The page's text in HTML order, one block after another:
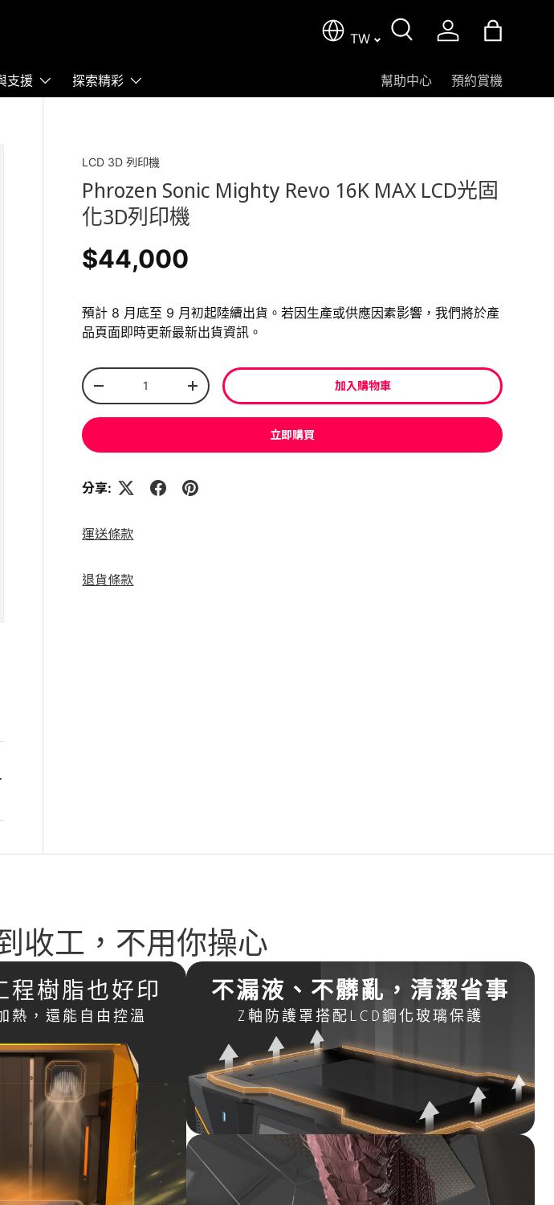
TW 搜尋 登入 購物包
支援 探索精彩 幫助中心 預約賞機
LCD 3D 列印機
Phrozen Sonic Mighty Revo 16K MAX LCD光固
化3D列印機
$44,000
預計 8 月底至 9 月初起陸續出貨。若因生產或供應因素影響，我們將於產
品頁面即時更新最新出貨資訊。
數量
-
+ 加入購物車
立即購買
分享:
運送條款
退貨條款
收工，不用你操心
程樹脂也好印
熱，還能自由控溫
不漏液、不髒亂，清潔省事
Z軸防護罩搭配LCD鋼化玻璃保護